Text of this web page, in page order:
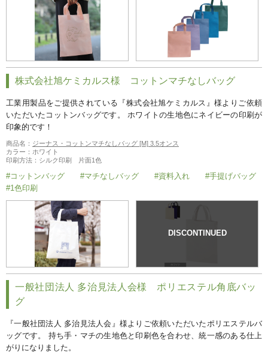
株式会社旭ケミカルス様 コットンマチなしバッグ
工業用製品をご提供されている『株式会社旭ケミカルス』様よりご依頼
いただいたコットンバッグです。 ホワイトの生地色にネイビーの印刷が
印象的です！
商品名： ジーナス・コットンマチなしバッグ [M] 3.5オンス
カラー：ホワイト
印刷方法：シルク印刷 片面1色
#コットンバッグ #マチなしバッグ #資料入れ
#手提げバッグ
#1色印刷
一般社団法人 多治見法人会様 ポリエステル角底バッ
グ
『一般社団法人 多治見法人会』様よりご依頼いただいたポリエステルバ
ッグです。 持ち手・マチの生地色と印刷色を合わせ、統一感のある仕上
がりになりました。